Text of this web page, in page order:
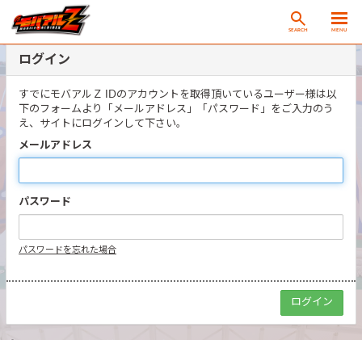
SEARCH MENU
ログイン
すでにモバアルＺ IDのアカウントを取得頂いているユーザー様は以
下のフォームより「メールアドレス」「パスワード」をご入力のう
え、サイトにログインして下さい。
メールアドレス
パスワード
パスワードを忘れた場合